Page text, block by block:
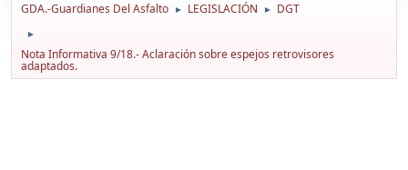
GDA.-Guardianes Del Asfalto ► LEGISLACIÓN ► DGT
►
Nota Informativa 9/18.- Aclaración sobre espejos retrovisores
adaptados.